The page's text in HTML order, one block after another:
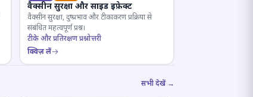
वैक्सीन सुरक्षा और साइड इफ़ेक्ट
वैक्सीन सुरक्षा, दुष्प्रभाव और टीकाकरण प्रक्रिया से
संबंधित महत्वपूर्ण प्रश्न।
टीके और प्रतिरक्षण प्रश्नोत्तरी
क्विज़ लें
सभी देखें →